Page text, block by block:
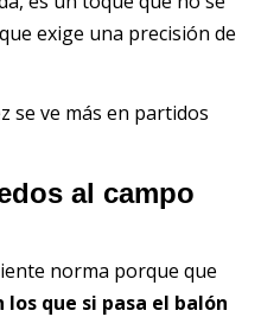
exige una precisión de
se ve más en partidos
al campo
norma porque que
los que si pasa el balón